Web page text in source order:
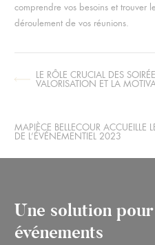
comprendre vos besoins et trouver
déroulement de vos réunions.
ARTICLE
LE RÔLE CRUCIAL DES
VALORISATION ET LA
ARTICLE
MAPIÈCE BELLECOUR
DE L’ÉVÉNEMENTIEL 2023
Une solution
événements